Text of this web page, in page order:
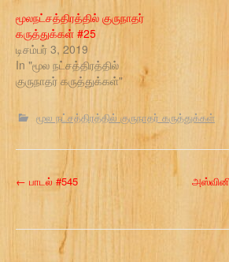
மூலநட்சத்திரத்தில் குருநாதர்
கருத்துக்கள் #25
டிசம்பர் 3, 2019
In "மூல நட்சத்திரத்தில்
குருநாதர் கருத்துக்கள்"
மூல நட்சத்திரத்தில் குருநாதர் கருத்துக்கள்
P
← பாடல் #545
அஸ்வினி